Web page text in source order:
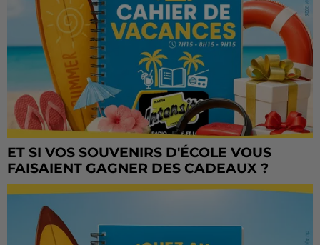
ET SI VOS SOUVENIRS D'ÉCOLE VOUS
FAISAIENT GAGNER DES CADEAUX ?